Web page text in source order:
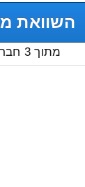
השוואת
מתוך 3 חברות הובלות